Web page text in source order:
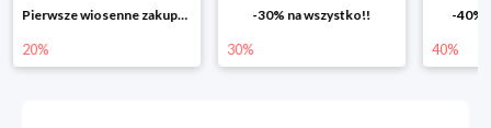
Pierwsze wiosenne zakupy -20%
20%
-30% na wszystko!!
30%
-40%
40%